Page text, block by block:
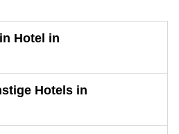
Hotel in
Hotels in